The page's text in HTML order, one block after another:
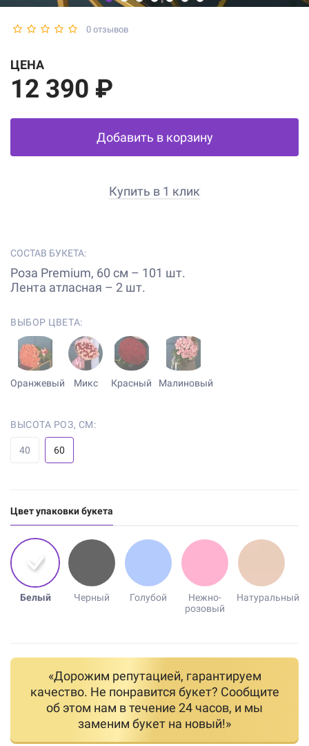
0 отзывов
ЦЕНА
12 390 ₽
Добавить в корзину
Купить в 1 клик
СОСТАВ БУКЕТА:
Роза Premium, 60 см – 101 шт.
Лента атласная – 2 шт.
ВЫБОР ЦВЕТА:
Оранжевый Микс Красный Малиновый
ВЫСОТА РОЗ, СМ:
40 60
Цвет упаковки букета
Белый Черный Голубой
Нежно-
розовый
Натуральный
«Дорожим репутацией, гарантируем
качество. Не понравится букет? Сообщите
об этом нам в течение 24 часов, и мы
заменим букет на новый!»